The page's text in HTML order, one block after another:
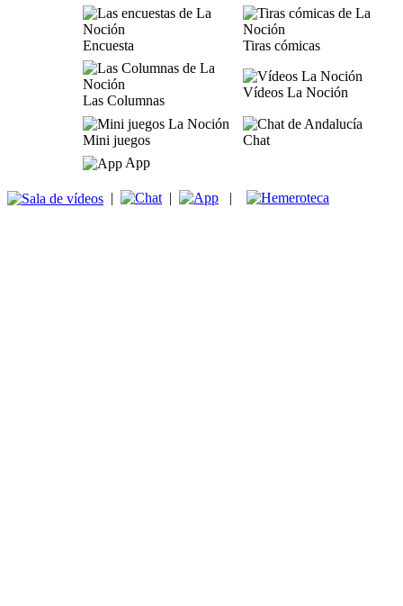
Encuesta Tiras cómicas
Las Columnas
Vídeos La Noción
Mini juegos
Chat
App
| | |